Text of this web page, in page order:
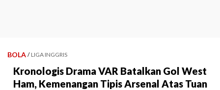
BOLA / LIGA INGGRIS
Kronologis Drama VAR Batalkan Gol West
Ham, Kemenangan Tipis Arsenal Atas Tuan